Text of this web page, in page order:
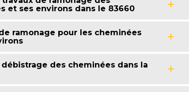
et ses environs dans le 83660
ramonage pour les cheminées
des cheminées dans la